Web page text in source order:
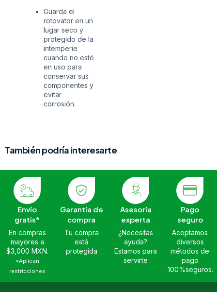
Guarda el
rotovator en un
lugar seco y
protegido de la
intemperie
cuando no esté
en uso para
conservar sus
componentes y
evitar
corrosión.
También podría interesarte
Envío
gratis*
En compras
mayores a
$3,000 MXN.
*Aplican
restricciones
Garantía de
compra
Tu compra
está
protegida
Asesoría
experta
¿Necesitas
ayuda?
Estamos para
servirte
Pago
seguro
Aceptamos
diversos
métodos de
pago
100%seguros.